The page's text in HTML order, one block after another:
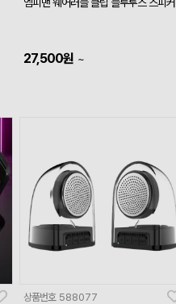
27,500원 ~
상품번호 588077